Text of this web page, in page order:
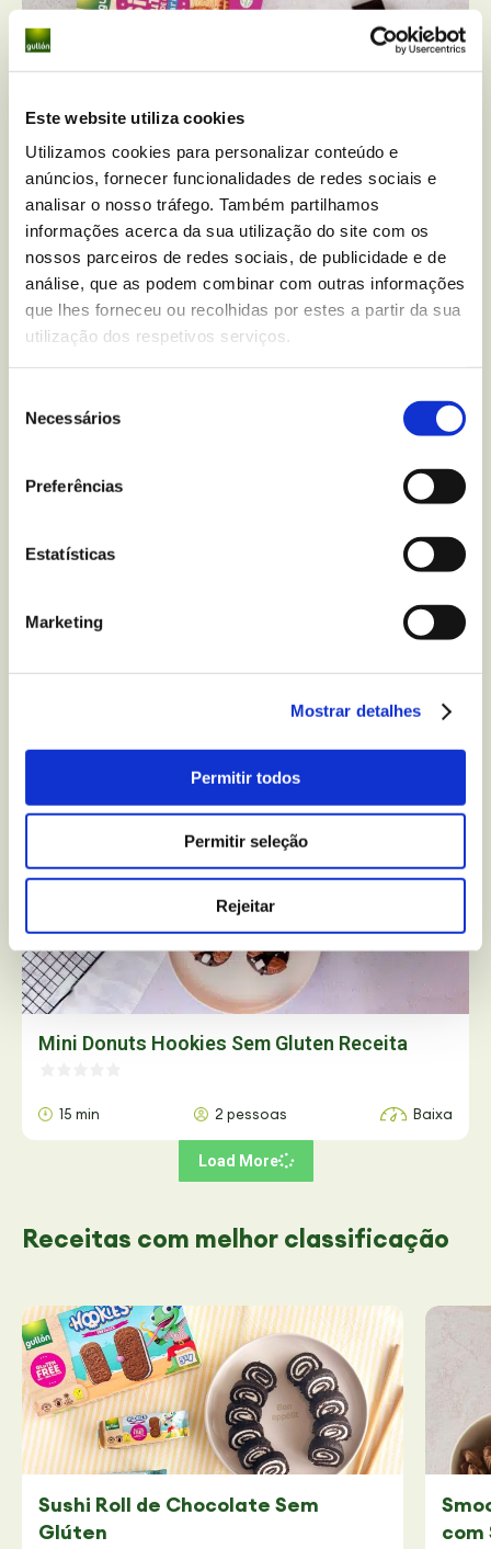
Este website utiliza cookies
Utilizamos cookies para personalizar conteúdo e
anúncios, fornecer funcionalidades de redes sociais e
analisar o nosso tráfego. Também partilhamos
informações acerca da sua utilização do site com os
nossos parceiros de redes sociais, de publicidade e de
análise, que as podem combinar com outras informações
que lhes forneceu ou recolhidas por estes a partir da sua
utilização dos respetivos serviços.
Necessários
Preferências
Estatísticas
Marketing
Mostrar detalhes
Permitir todos
Permitir seleção
Rejeitar
Bolachas María recheadas com chocolate
15 min pessoas Baixa
Media
Mini Donuts Hookies Sem Gluten Receita
15 min 2 pessoas Baixa
Load More
Receitas com melhor classificação
Sushi Roll de Chocolate Sem
Glúten
com